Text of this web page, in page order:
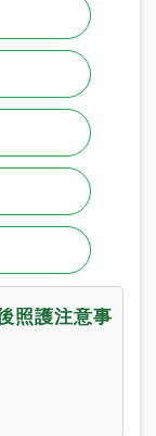
照護注意事